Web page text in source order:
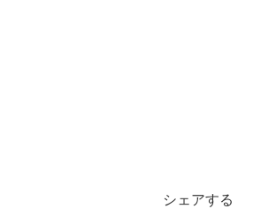
シェアする